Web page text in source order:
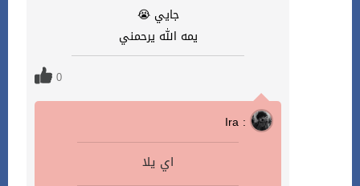
جايي 😭
يمه الله يرحمني
0
Ira :
اي يلا